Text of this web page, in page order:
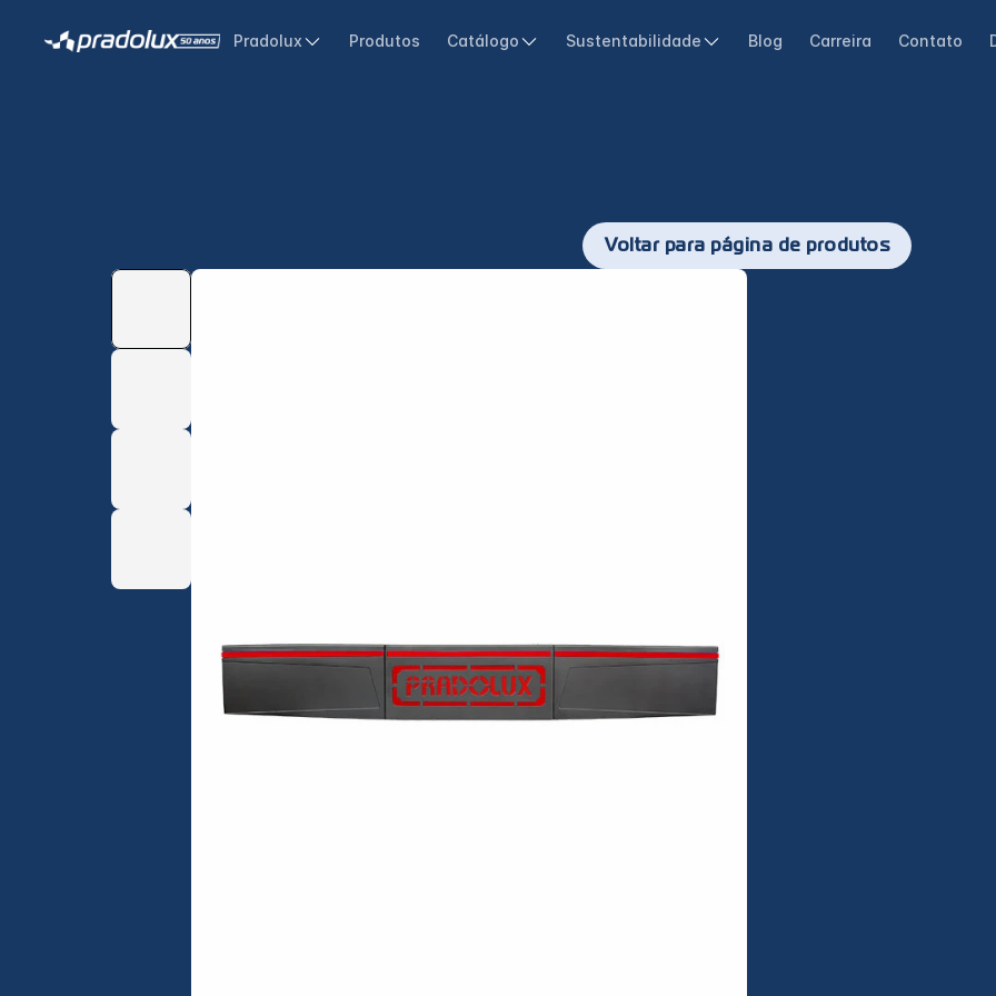
Voltar para página de produtos
Pradolux Produtos Catálogo Sustentabilidade Blog Carreira Contato